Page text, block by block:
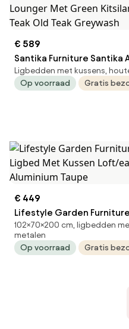
€ 589
Santika Furniture Santika
Lounger Met Green
Teak Old Teak Greywash
Ligbedden met kussens,
Op voorraad
Gratis
€ 449
Lifestyle Garden
Ligbed Met Kussen Loft/
Aluminium Taupe
102×70×200 cm, ligbedden
metalen
Op voorraad
Gratis